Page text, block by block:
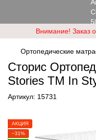
Внимание! Заказ
Ортопедические
Сторис
Stories ТМ In
Артикул: 15731
АКЦИЯ
−31%